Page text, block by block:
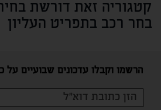
קטגוריה זאת דורשת
בחר רכב בתפריט העליון
הרשמו וקבלו עדכונים שבועיים